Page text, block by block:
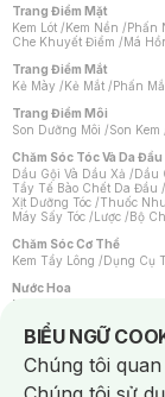
Trang Điểm Mặt
Kem Lót /Kem Nền /Phấn
Che Khuyết Điểm /Má
Trang Điểm Mắt
Kẻ Mày /Kẻ Mắt /Phấn
Trang Điểm Môi
Son Dưỡng Môi /Son
Chăm Sóc Tóc Và Da Đầu
Dầu Gội Và Dầu Xả /Dầu
Tẩy Tế Bào Chết Da Đầu /
Xịt Dưỡng Tóc /Thuốc
Máy Sấy Tóc /Lược /Bộ
Chăm Sóc Cơ Thể
Kem Tẩy Lông /Dụng Cụ
Nước Hoa
Nước Hoa Nữ
Chăm Sóc Cá Nhân
Chống Muỗi /Khẩu Trang
Sản Phẩm Chăm Sóc Khác
Hỗ Trợ Trắng Răng/Kem
BIỂU NGỮ
Notice about
Chúng tôi